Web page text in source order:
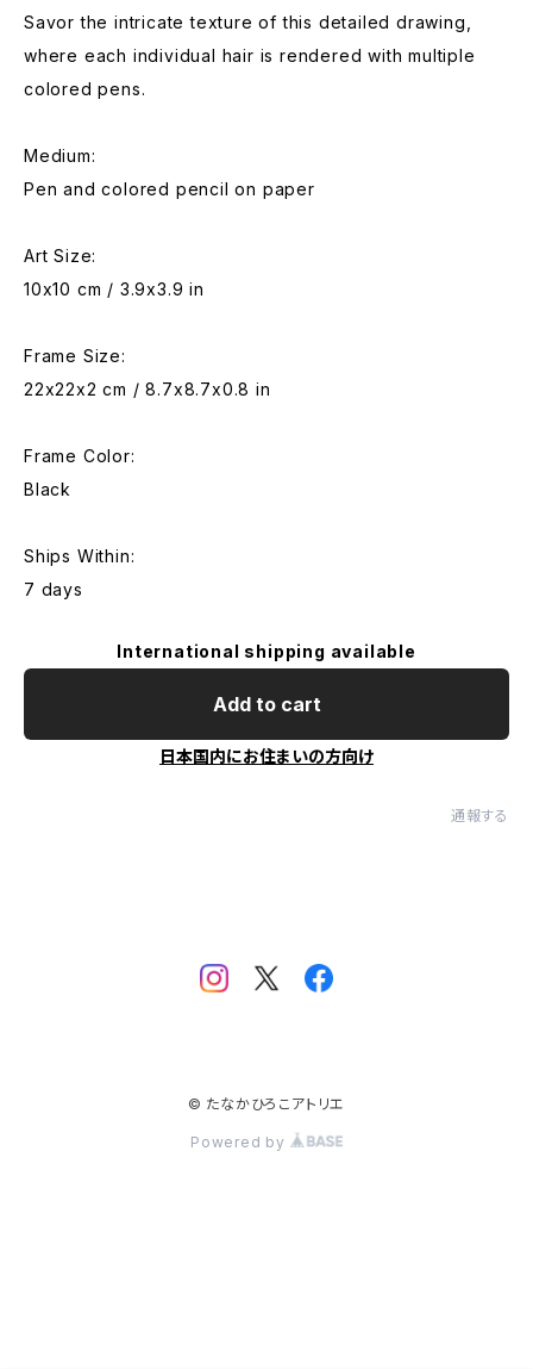
Savor the intricate texture of this detailed drawing,
where each individual hair is rendered with multiple
colored pens.
Medium:
Pen and colored pencil on paper
Art Size:
10x10 cm / 3.9x3.9 in
Frame Size:
22x22x2 cm / 8.7x8.7x0.8 in
Frame Color:
Black
Ships Within:
7 days
International shipping available
Add to cart
日本国内にお住まいの方向け
通報する
© たなかひろこアトリエ
Powered by